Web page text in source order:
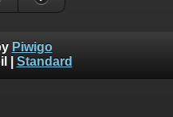
Piwigo
Standard